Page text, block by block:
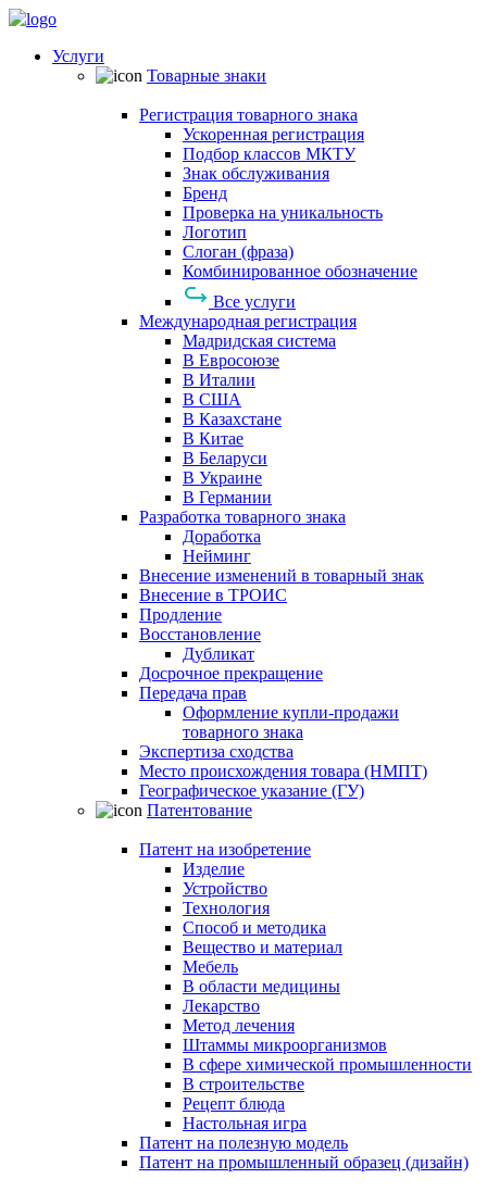
Услуги
Товарные знаки
Регистрация товарного знака
Ускоренная регистрация
Подбор классов МКТУ
Знак обслуживания
Бренд
Проверка на уникальность
Логотип
Слоган (фраза)
Комбинированное обозначение
Все услуги
Международная регистрация
Мадридская система
В Евросоюзе
В Италии
В США
В Казахстане
В Китае
В Беларуси
В Украине
В Германии
Разработка товарного знака
Доработка
Нейминг
Внесение изменений в товарный знак
Внесение в ТРОИС
Продление
Восстановление
Дубликат
Досрочное прекращение
Передача прав
Оформление купли-продажи
товарного знака
Экспертиза сходства
Место происхождения товара (НМПТ)
Географическое указание (ГУ)
Патентование
Патент на изобретение
Изделие
Устройство
Технология
Способ и методика
Вещество и материал
Мебель
В области медицины
Лекарство
Метод лечения
Штаммы микроорганизмов
В сфере химической промышленности
В строительстве
Рецепт блюда
Настольная игра
Патент на полезную модель
Патент на промышленный образец (дизайн)